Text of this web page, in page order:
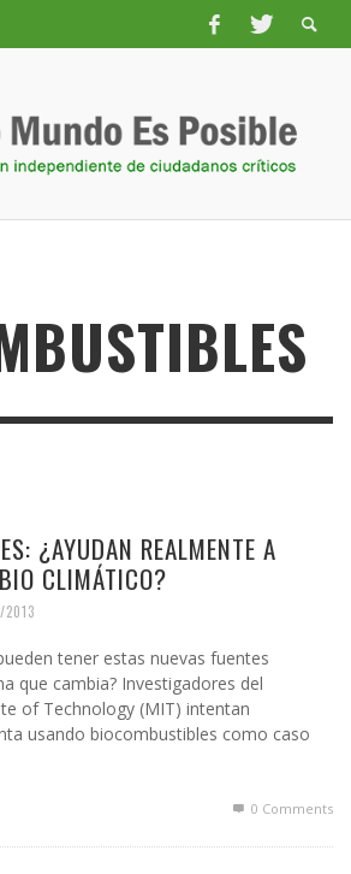
¿AYUDAN REALMENTE A
CLIMÁTICO?
tener estas nuevas fuentes
que cambia? Investigadores del
of Technology (MIT) intentan
usando biocombustibles como caso
0 Comments